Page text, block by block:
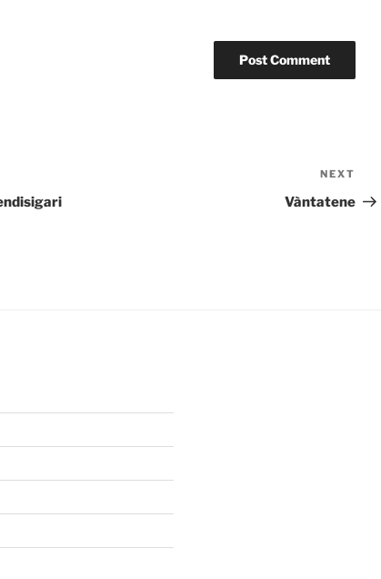
Post
NEXT
Vàntatene